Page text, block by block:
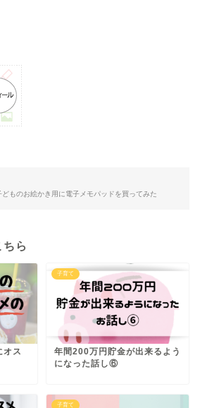
どものお絵かき用に電子メモパッドを買ってみた
ら
オス
子育て
年間200万円貯金が出来るよう
になった話し⑥
子育て